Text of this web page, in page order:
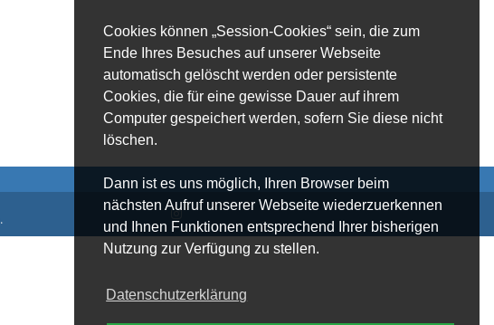
Cookies können „Session-Cookies“ sein, die zum
Ende Ihres Besuches auf unserer Webseite
automatisch gelöscht werden oder persistente
Cookies, die für eine gewisse Dauer auf ihrem
Computer gespeichert werden, sofern Sie diese nicht
löschen.
Dann ist es uns möglich, Ihren Browser beim
nächsten Aufruf unserer Webseite wiederzuerkennen
und Ihnen Funktionen entsprechend Ihrer bisherigen
Nutzung zur Verfügung zu stellen.
Datenschutzerklärung
.